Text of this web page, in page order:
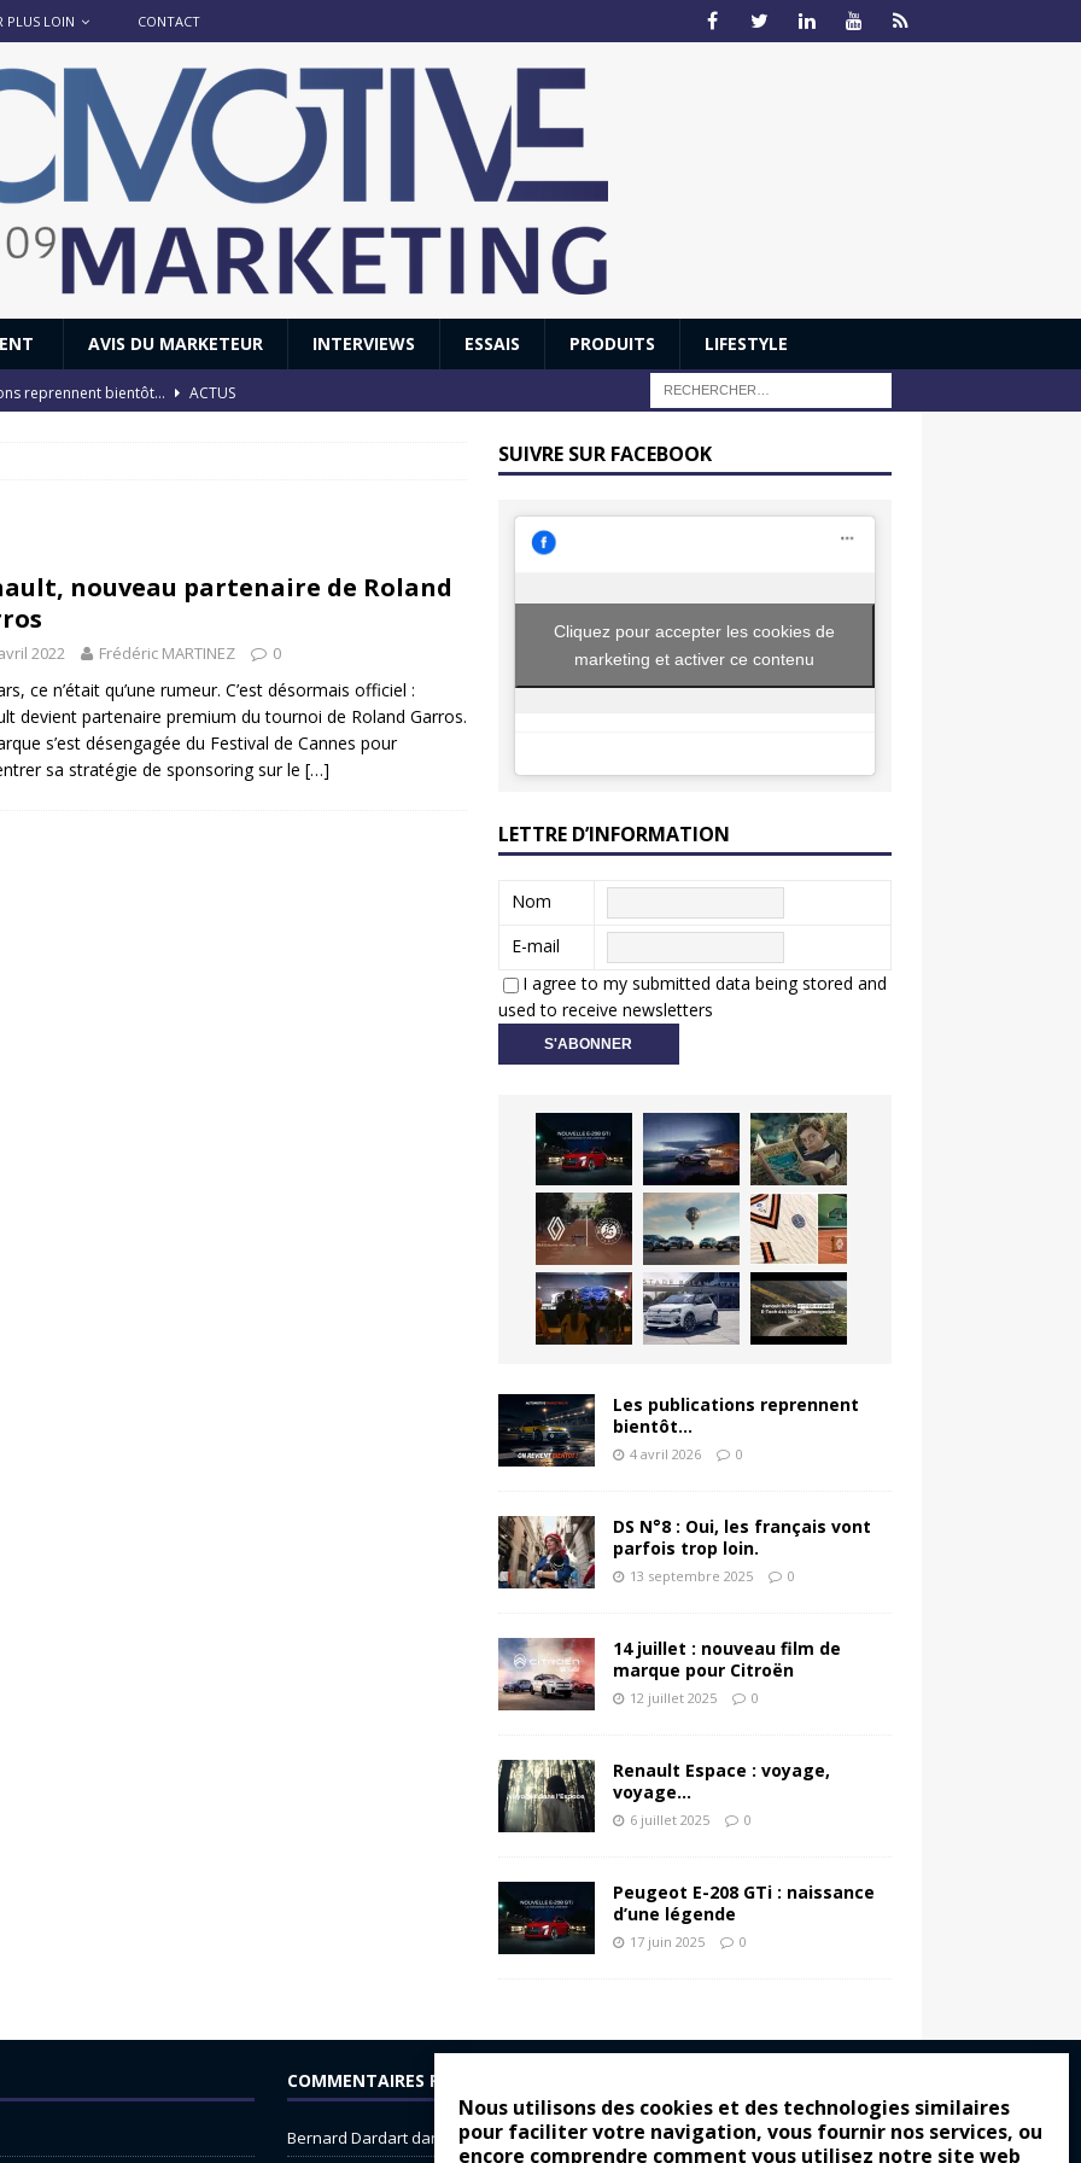
Nous utilisons des cookies et des technologies similaires
pour faciliter votre navigation, vous fournir nos services, ou
encore comprendre comment vous utilisez notre site web
PLUS LOIN CONTACT
AVIS DU MARKETEUR INTERVIEWS ESSAIS PRODUITS LIFESTYLE
reprennent bientôt…
ACTUS
: Honda dévoile un spot publicitaire… confiné! ACTUS
nouveau partenaire de Roland
2022 Frédéric MARTINEZ 0
ce n’était qu’une rumeur. C’est désormais officiel :
devient partenaire premium du tournoi de Roland Garros.
s’est désengagée du Festival de Cannes pour
sa stratégie de sponsoring sur le […]
SUIVRE SUR FACEBOOK
Cliquez pour accepter les cookies de
marketing et activer ce contenu
LETTRE D’INFORMATION
Nom
E-mail
I agree to my submitted data being stored and
used to receive newsletters
Les publications reprennent
bientôt…
4 avril 2026 0
DS N°8 : Oui, les français vont
parfois trop loin.
13 septembre 2025 0
14 juillet : nouveau film de
marque pour Citroën
12 juillet 2025 0
Renault Espace : voyage,
voyage…
6 juillet 2025 0
Peugeot E-208 GTi : naissance
d’une légende
17 juin 2025 0
COMMENTAIRES RÉCENTS
Bernard Dardartdans Dacia Sandero : pour les gens vrais